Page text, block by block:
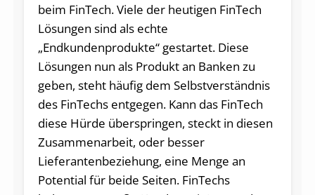
beim FinTech. Viele der heutigen FinTech
Lösungen sind als echte
„Endkundenprodukte“ gestartet. Diese
Lösungen nun als Produkt an Banken zu
geben, steht häufig dem Selbstverständnis
des FinTechs entgegen. Kann das FinTech
diese Hürde überspringen, steckt in diesen
Zusammenarbeit, oder besser
Lieferantenbeziehung, eine Menge an
Potential für beide Seiten. FinTechs